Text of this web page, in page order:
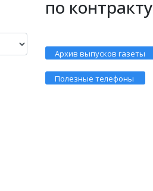
по контракту
Архив выпусков газеты
Полезные телефоны